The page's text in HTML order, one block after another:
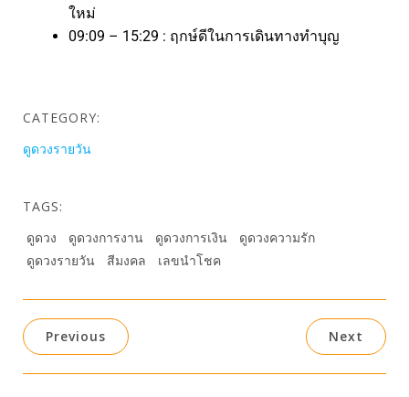
ใหม่
09:09 – 15:29 : ฤกษ์ดีในการเดินทางทำบุญ
CATEGORY:
ดูดวงรายวัน
TAGS:
ดูดวง
ดูดวงการงาน ดูดวงการเงิน
ดูดวงความรัก
ดูดวงรายวัน
สีมงคล เลขนำโชค
Previous Next